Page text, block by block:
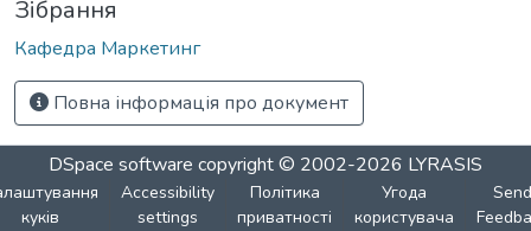
Зібрання
Кафедра Маркетинг
Повна інформація про документ
DSpace software copyright © 2002-2026 LYRASIS
куків
Accessibility
settings
Політика
приватності
Угода
користувача
Send